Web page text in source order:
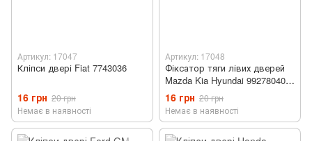
Артикул: 17047
Кліпси двері Fiat 7743036
16 грн 20 грн
Немає в наявності
Артикул: 17048
Фіксатор тяги лівих дверей
Mazda Kia Hyundai 992780405
9927-80-405
16 грн 20 грн
Немає в наявності